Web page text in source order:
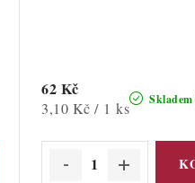
Skladem
62 Kč
Měrná
3,10 Kč / 1 ks